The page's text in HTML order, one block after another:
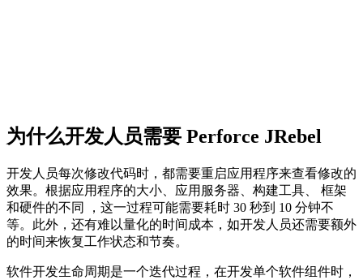
为什么开发人员需要 Perforce JRebel
开发人员每次修改代码时，都需要重启应用程序来查看修改的
效果。根据应用程序的大小、应用服务器、构建工具、 框架
和硬件的不同 ，这一过程可能需要耗时 30 秒到 10 分钟不
等。此外，还有难以量化的时间成本，如开发人员还需要额外
的时间来恢复工作状态和节奏。
软件开发生命周期是一个迭代过程，在开发单个软件组件时，